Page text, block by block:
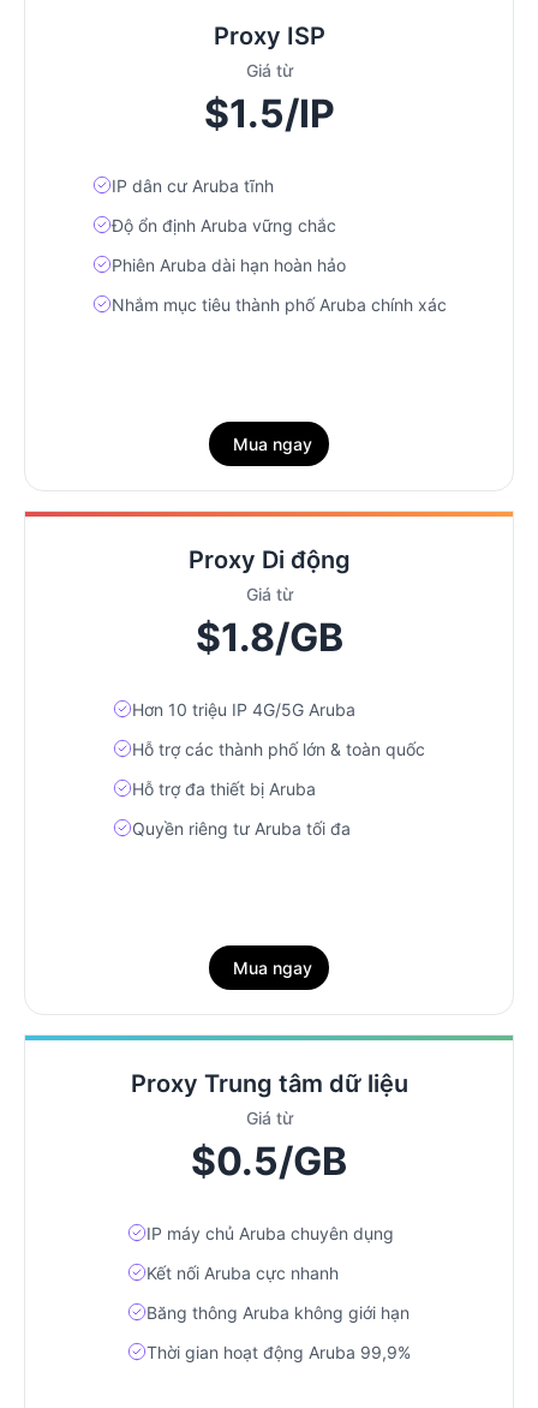
Proxy ISP
Giá từ
$1.5/IP
IP dân cư Aruba tĩnh
Độ ổn định Aruba vững chắc
Phiên Aruba dài hạn hoàn hảo
Nhắm mục tiêu thành phố Aruba chính xác
Mua ngay
Proxy Di động
Giá từ
$1.8/GB
Hơn 10 triệu IP 4G/5G Aruba
Hỗ trợ các thành phố lớn & toàn quốc
Hỗ trợ đa thiết bị Aruba
Quyền riêng tư Aruba tối đa
Mua ngay
Proxy Trung tâm dữ liệu
Giá từ
$0.5/GB
IP máy chủ Aruba chuyên dụng
Kết nối Aruba cực nhanh
Băng thông Aruba không giới hạn
Thời gian hoạt động Aruba 99,9%